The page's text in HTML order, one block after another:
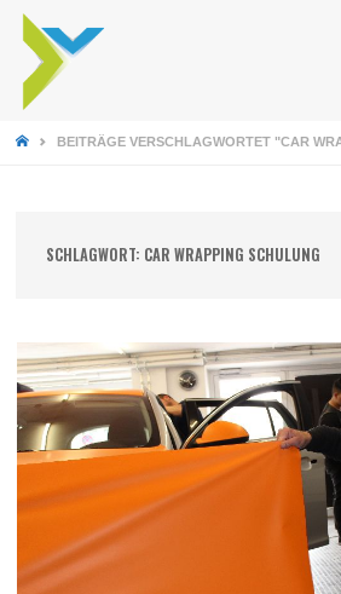
STARTSEITE
BEITRÄGE VERSCHLAGWORTET "CAR
SCHLAGWORT: CAR WRAPPING SCHULUNG